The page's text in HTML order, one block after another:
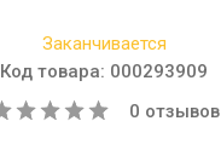
Заканчивается
Код товара: 000293909
0 отзывов